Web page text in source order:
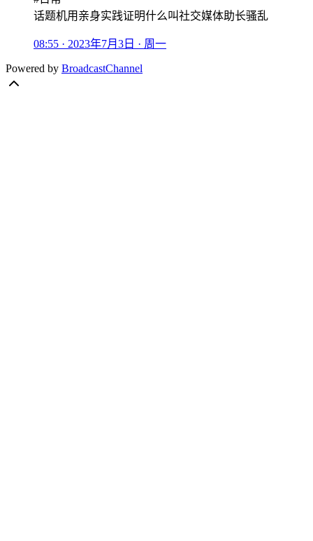
话题机用亲身实践证明什么叫社交媒体助长骚乱
08:55 · 2023年7月3日 · 周一
Powered by BroadcastChannel